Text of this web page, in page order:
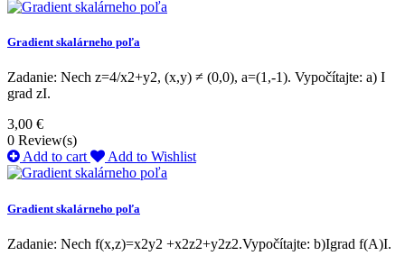
Gradient skalárneho poľa
Zadanie: Nech z=4/x2+y2, (x,y) ≠ (0,0), a=(1,-1). Vypočítajte: a) Ι
grad zΙ.
3,00 €
0 Review(s)
Add to cart
Add to Wishlist
Gradient skalárneho poľa
Zadanie: Nech f(x,z)=x2y2 +x2z2+y2z2.Vypočítajte: b)Ιgrad f(A)Ι.